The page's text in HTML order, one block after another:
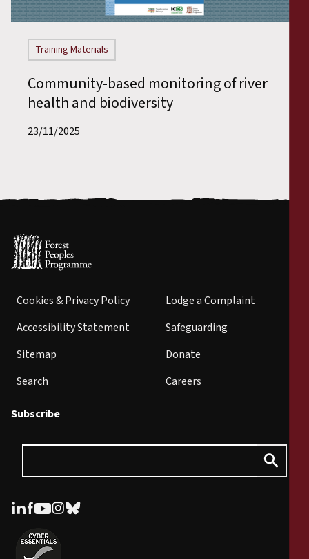
Training Materials
Community-based monitoring of river
health and biodiversity
23/11/2025
Cookies & Privacy Policy
Accessibility Statement
Sitemap
Search
Lodge a Complaint
Safeguarding
Donate
Careers
Subscribe